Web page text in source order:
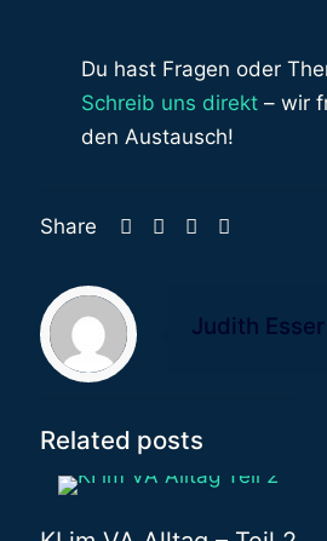
Du hast Fragen oder
Schreib uns direkt– wir
den Austausch!
Share
Judith Esser
Related posts